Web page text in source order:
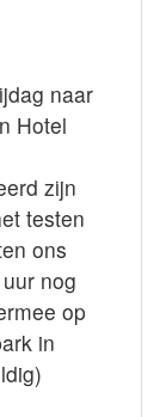
naar
Hotel
zijn
testen
ons
nog
op
in